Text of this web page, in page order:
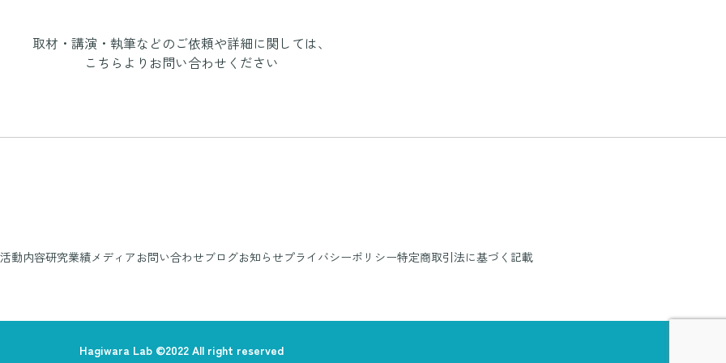
取材・講演・執筆などのご依頼や詳細に関しては、
こちらよりお問い合わせください
動内容研究業績メディア お問い合わせブログお知らせプライバシーポリシー特定商取引法に基づく記載
Hagiwara Lab ©2022 All right reserved